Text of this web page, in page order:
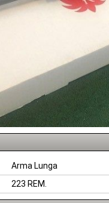
Arma Lunga
223 REM.